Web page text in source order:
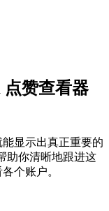
点赞查看器
显示出真正重要的
助你清晰地跟进这
个账户。